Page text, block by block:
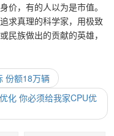
价，有的人以为是市值。
求真理的科学家，用极致
民族做出的贡献的英雄，
份额18万辆
化 你必须给我家CPU优